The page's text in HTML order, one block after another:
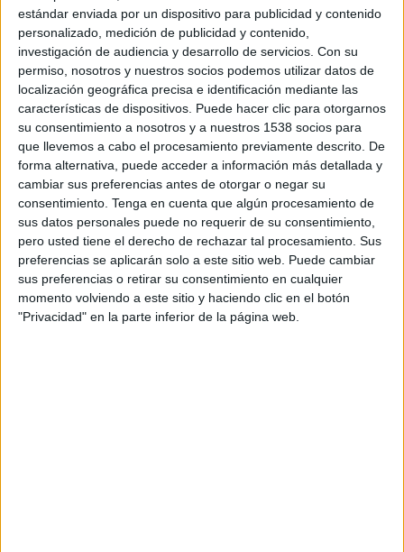
estándar enviada por un dispositivo para publicidad y contenido
personalizado, medición de publicidad y contenido,
investigación de audiencia y desarrollo de servicios. Con su
permiso, nosotros y nuestros socios podemos utilizar datos de
localización geográfica precisa e identificación mediante las
características de dispositivos. Puede hacer clic para otorgarnos
su consentimiento a nosotros y a nuestros 1538 socios para
que llevemos a cabo el procesamiento previamente descrito. De
forma alternativa, puede acceder a información más detallada y
cambiar sus preferencias antes de otorgar o negar su
consentimiento. Tenga en cuenta que algún procesamiento de
sus datos personales puede no requerir de su consentimiento,
pero usted tiene el derecho de rechazar tal procesamiento. Sus
preferencias se aplicarán solo a este sitio web. Puede cambiar
sus preferencias o retirar su consentimiento en cualquier
momento volviendo a este sitio y haciendo clic en el botón
"Privacidad" en la parte inferior de la página web.
prohibidos. Dentro de estos espacios se incluye la vía pública, aún cuando la
norma contenga excepciones (para las terrazas, veladores o en días de fiesta y
fiestas patronales o similares regulados por la correspondiente ordenanza
municipal).
Este dictamen tiene como origen un recurso presentado por Bacardi España
contra una sentencia de la Audiencia Provincial de Madrid, en la que se ordenaba
la retirada de unos anuncios de whisky colocados en vallas publicitarias del Paseo
de la Castellana y el Paseo de la Habana. En un principio fue la Asociación de
Usuarios de Comunicación la que denunció la acción, y aunque el juzgado de
primera instancia desestimó la demanda, la Audiencia Provincial de Madrid
entendió que la ley de la comunidad autónoma no permite este tipo de publicidad.